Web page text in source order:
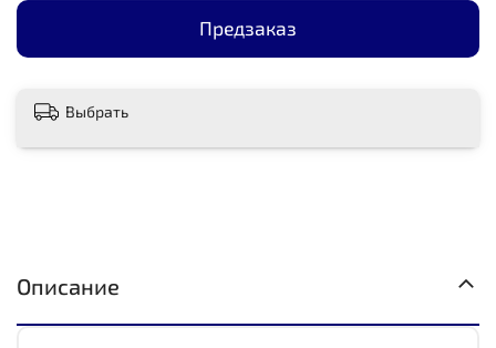
Предзаказ
Выбрать
Описание